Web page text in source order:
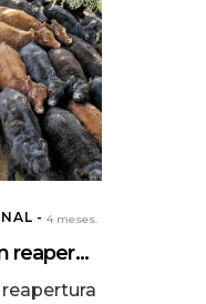
4 meses.
reaper...